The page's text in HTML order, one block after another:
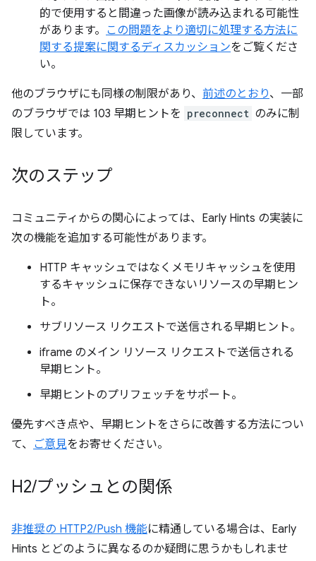
的で使用すると間違った画像が読み込まれる可能性
があります。 この問題をより適切に処理する方法に
関する提案に関するディスカッションをご覧くださ
い。
他のブラウザにも同様の制限があり、 前述のとおり、一部
のブラウザでは 103 早期ヒントを preconnect のみに制
限しています。
次のステップ
コミュニティからの関心によっては、Early Hints の実装に
次の機能を追加する可能性があります。
HTTP キャッシュではなくメモリキャッシュを使用
するキャッシュに保存できないリソースの早期ヒン
ト。
サブリソース リクエストで送信される早期ヒント。
iframe のメイン リソース リクエストで送信される
早期ヒント。
早期ヒントのプリフェッチをサポート。
優先すべき点や、早期ヒントをさらに改善する方法につい
て、 ご意見をお寄せください。
H2/プッシュとの関係
非推奨の HTTP2/Push 機能に精通している場合は、Early
Hints とどのように異なるのか疑問に思うかもしれませ